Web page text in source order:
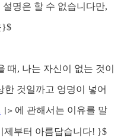
명은 할 수 없습니다만,
}$
때, 나는 자신이 없는 것이
한 것일까고 엉덩이 넣어
|> 에 관해서는 이유를 말
제부터 아름답습니다! }$